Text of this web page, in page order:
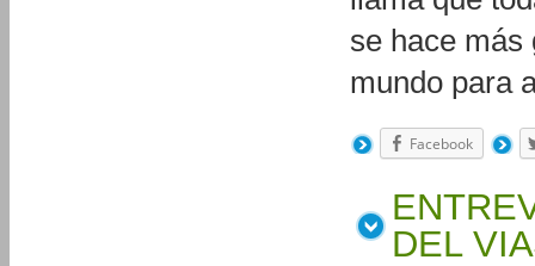
se hace más
mundo para
Facebook
DEL